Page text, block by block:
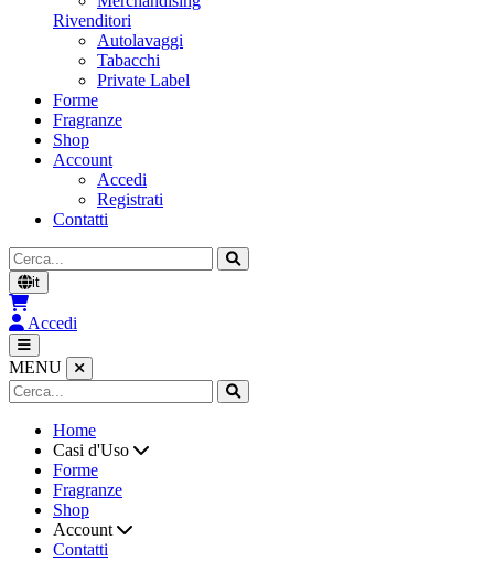
Rivenditori
Autolavaggi
Tabacchi
Private Label
Forme
Fragranze
Shop
Account
Accedi
Registrati
Contatti
Cerca
it
Accedi
MENU
Home
Casi d'Uso
Forme
Fragranze
Shop
Account
Contatti